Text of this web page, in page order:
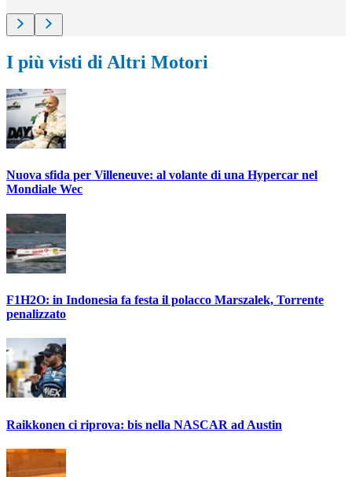
I più visti di Altri Motori
Nuova sfida per Villeneuve: al volante di una Hypercar nel
Mondiale Wec
F1H2O: in Indonesia fa festa il polacco Marszalek, Torrente
penalizzato
Raikkonen ci riprova: bis nella NASCAR ad Austin